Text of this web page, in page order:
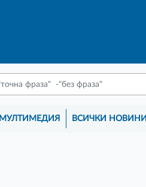
МУЛТИМЕДИЯ ВСИЧКИ НОВИНИ